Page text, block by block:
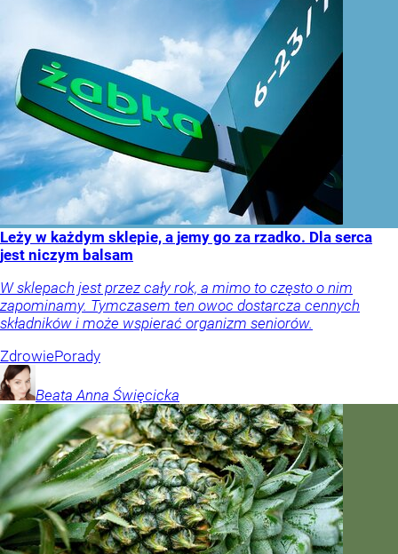
Leży w każdym sklepie, a jemy go za rzadko. Dla serca
jest niczym balsam
W sklepach jest przez cały rok, a mimo to często o nim
zapominamy. Tymczasem ten owoc dostarcza cennych
składników i może wspierać organizm seniorów.
ZdrowiePorady
Beata Anna Święcicka